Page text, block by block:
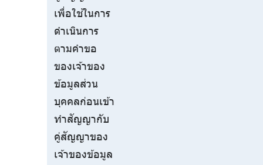
เพื่อใช้ในการ
ดำเนินการ
ตามคำขอ
ของเจ้าของ
ข้อมูลส่วน
บุคคลก่อนเข้า
ทำสัญญากับ
คู่สัญญาของ
เจ้าของข้อมูล